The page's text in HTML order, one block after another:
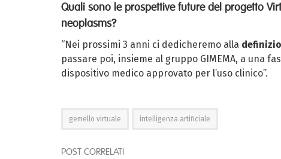
Quali sono le prospettive future del progetto
neoplasms?
“Nei prossimi 3 anni ci dedicheremo alla
passare poi, insieme al gruppo GIMEMA, a una
dispositivo medico approvato per l’uso clinico”.
gemello virtuale intelligenza artificiale
POST CORRELATI